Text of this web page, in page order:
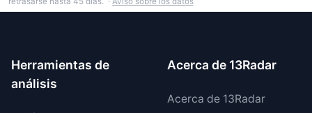
Herramientas de
análisis
Acerca de 13Radar
Acerca de 13Radar